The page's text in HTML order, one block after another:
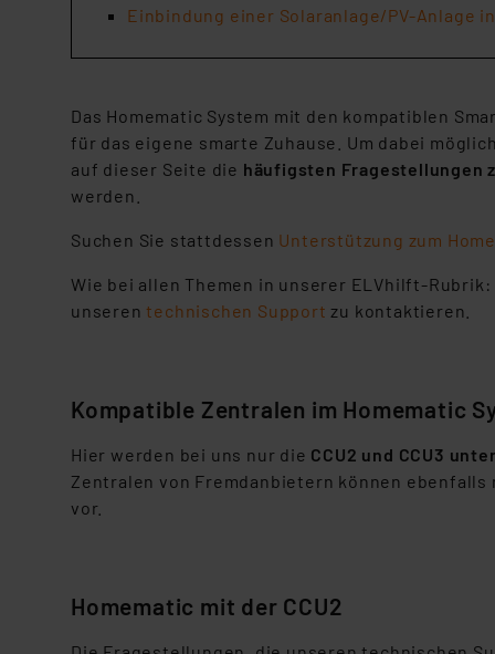
Einbindung einer Solaranlage/PV-Anlage
Das Homematic System mit den kompatiblen
für das eigene smarte Zuhause. Um dabei
auf dieser Seite die häufigsten Fragestellungen
werden.
Suchen Sie stattdessen Unterstützung zum
Wie bei allen Themen in unserer ELVhilft-
unserentechnischen Support zu kontaktieren.
Kompatible Zentralen im Homematic
Hier werden bei uns nur die CCU2 und CCU3
Zentralen von Fremdanbietern können
vor.
Homematic mit der CCU2